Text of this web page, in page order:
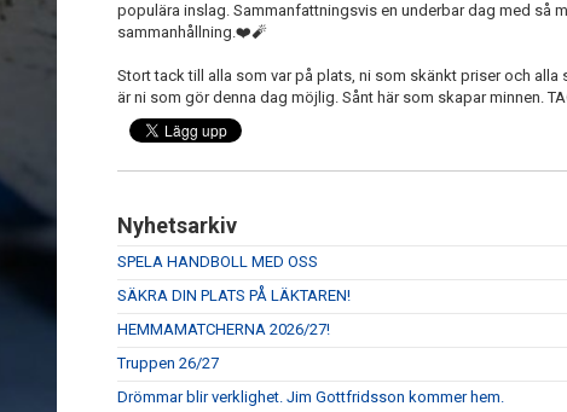
populära inslag. Sammanfattningsvis en underbar dag med så
sammanhållning.❤️🧨
Stort tack till alla som var på plats, ni som skänkt priser och
är ni som gör denna dag möjlig. Sånt här som skapar minnen.
Nyhetsarkiv
SPELA HANDBOLL MED OSS
SÄKRA DIN PLATS PÅ LÄKTAREN!
HEMMAMATCHERNA 2026/27!
Truppen 26/27
Drömmar blir verklighet. Jim Gottfridsson kommer hem.